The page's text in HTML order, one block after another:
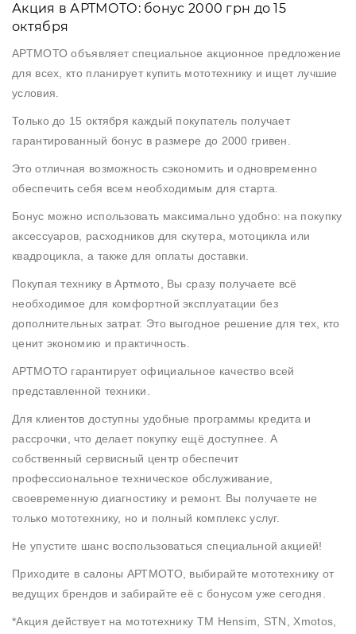
Харьков
(063)
08
76
artmoto.info@gmail.com
работы:
Пн-
Пт
-
19:00
Сб
-
19:00
-
выходной
Акция в АРТМОТО: бонус 2000 грн до 15
октября
АРТМОТО объявляет специальное акционное предложение
для всех, кто планирует купить мототехнику и ищет лучшие
условия.
Только до 15 октября каждый покупатель получает
гарантированный бонус в размере до 2000 гривен.
Это отличная возможность сэкономить и одновременно
обеспечить себя всем необходимым для старта.
Бонус можно использовать максимально удобно: на покупку
аксессуаров, расходников для скутера, мотоцикла или
квадроцикла, а также для оплаты доставки.
Покупая технику в Артмото, Вы сразу получаете всё
необходимое для комфортной эксплуатации без
дополнительных затрат. Это выгодное решение для тех, кто
ценит экономию и практичность.
АРТМОТО гарантирует официальное качество всей
представленной техники.
Для клиентов доступны удобные программы кредита и
рассрочки, что делает покупку ещё доступнее. А
собственный сервисный центр обеспечит
профессиональное техническое обслуживание,
своевременную диагностику и ремонт. Вы получаете не
только мототехнику, но и полный комплекс услуг.
Не упустите шанс воспользоваться специальной акцией!
Приходите в салоны АРТМОТО, выбирайте мототехнику от
ведущих брендов и забирайте её с бонусом уже сегодня.
*Акция действует на мототехнику TM Hensim, STN, Xmotos,